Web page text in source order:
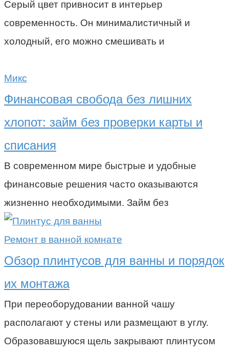
Серый цвет привносит в интерьер
современность. Он минималистичный и
холодный, его можно смешивать и
Микс
Финансовая свобода без лишних
хлопот: займ без проверки карты и
списания
В современном мире быстрые и удобные
финансовые решения часто оказываются
жизненно необходимыми. Займ без
Ремонт в ванной комнате
Обзор плинтусов для ванны и порядок
их монтажа
При переоборудовании ванной чашу
располагают у стены или размещают в углу.
Образовавшуюся щель закрывают плинтусом